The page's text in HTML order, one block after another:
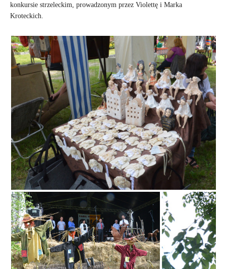
konkursie strzeleckim, prowadzonym przez Violettę i Marka
Kroteckich.